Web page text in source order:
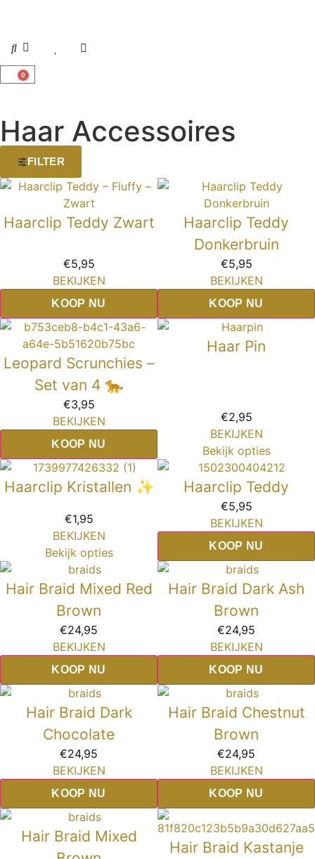
0
Haar Accessoires
FILTER
Haarclip Teddy Zwart
€5,95
BEKIJKEN
KOOP NU
Haarclip Teddy
Donkerbruin
€5,95
BEKIJKEN
KOOP NU
Leopard Scrunchies –
Set van 4 🐆
€3,95
BEKIJKEN
KOOP NU
Haar Pin
€2,95
BEKIJKEN
Bekijk opties
Haarclip Kristallen ✨
€1,95
BEKIJKEN
Bekijk opties
Haarclip Teddy
€5,95
BEKIJKEN
KOOP NU
Hair Braid Mixed Red
Brown
€24,95
BEKIJKEN
KOOP NU
Hair Braid Dark Ash
Brown
€24,95
BEKIJKEN
KOOP NU
Hair Braid Dark
Chocolate
€24,95
BEKIJKEN
KOOP NU
Hair Braid Chestnut
Brown
€24,95
BEKIJKEN
KOOP NU
Hair Braid Mixed
Hair Braid Kastanje